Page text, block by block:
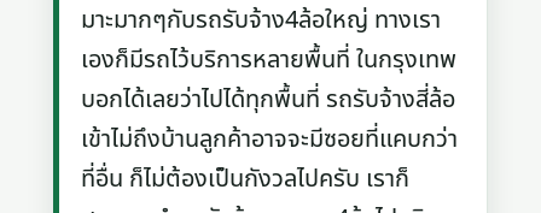
มาะมากๆกับรถรับจ้าง4ล้อใหญ่ ทางเรา
เองก็มีรถไว้บริการหลายพื้นที่ ในกรุงเทพ
บอกได้เลยว่าไปได้ทุกพื้นที่ รถรับจ้างสี่ล้อ
เข้าไม่ถึงบ้านลูกค้าอาจจะมีซอยที่แคบกว่า
ที่อื่น ก็ไม่ต้องเป็นกังวลไปครับ เราก็